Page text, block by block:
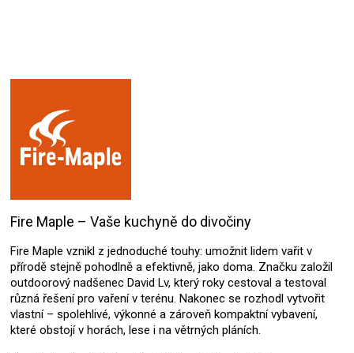
Fire Maple – Vaše kuchyně do divočiny
Fire Maple vznikl z jednoduché touhy: umožnit lidem vařit v
přírodě stejně pohodlně a efektivně, jako doma. Značku založil
outdoorový nadšenec David Lv, který roky cestoval a testoval
různá řešení pro vaření v terénu. Nakonec se rozhodl vytvořit
vlastní – spolehlivé, výkonné a zároveň kompaktní vybavení,
které obstojí v horách, lese i na větrných pláních.